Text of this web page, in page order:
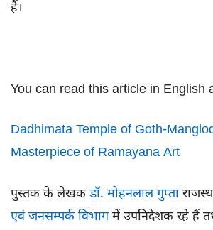
हैं।
You can read this article in English
Dadhimata Temple of Goth-
Masterpiece of Ramayana Art
पुस्तक के लेखक डॉ. मोहनलाल गुप्ता
एवं जनसम्पर्क विभागमें उपनिदेशक रहे हैं